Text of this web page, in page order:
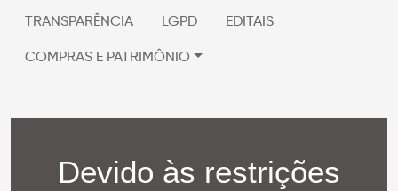
TRANSPARÊNCIA LGPD EDITAIS
COMPRAS E PATRIMÔNIO
Devido às restrições